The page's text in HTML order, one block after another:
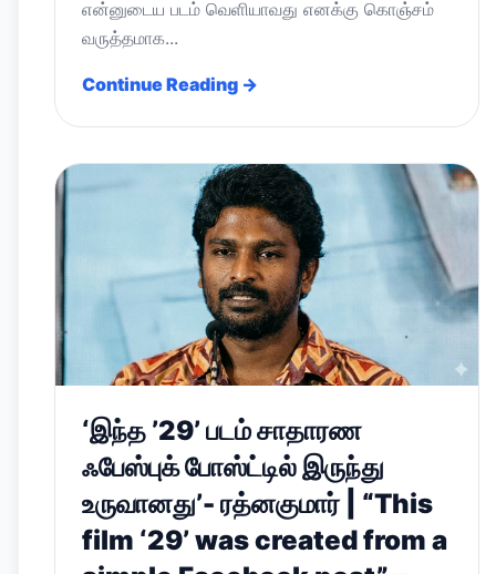
என்னுடைய படம் வெளியாவது எனக்கு கொஞ்சம்
வருத்தமாக...
Continue Reading →
‘இந்த ’29’ படம் சாதாரண
ஃபேஸ்புக் போஸ்ட்டில் இருந்து
உருவானது’- ரத்னகுமார் | “This
film ‘29’ was created from a